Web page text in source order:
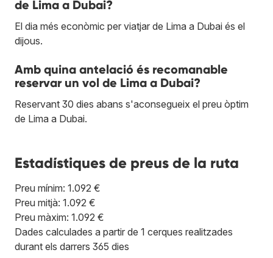
de Lima a Dubai?
El dia més econòmic per viatjar de Lima a Dubai és el
dijous.
Amb quina antelació és recomanable
reservar un vol de Lima a Dubai?
Reservant 30 dies abans s'aconsegueix el preu òptim
de Lima a Dubai.
Estadístiques de preus de la ruta
Preu mínim: 1.092 €
Preu mitjà: 1.092 €
Preu màxim: 1.092 €
Dades calculades a partir de 1 cerques realitzades
durant els darrers 365 dies